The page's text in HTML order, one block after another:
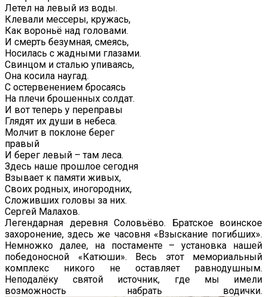
Летел на левый из воды.
Клевали мессеры, кружась,
Как вороньё над головами.
И смерть безумная, смеясь,
Носилась с жадными глазами.
Свинцом и сталью упиваясь,
Она косила наугад.
С остервенением бросаясь
На плечи брошенных солдат.
И вот теперь у переправы
Глядят их души в небеса.
Молчит в поклоне берег
правый
И берег левый – там леса.
Здесь наше прошлое сегодня
Взывает к памяти живых,
Своих родных, иногородних,
Сложивших головы за них.
Сергей Малахов.
Легендарная деревня Соловьёво. Братское воинское
захоронение, здесь же часовня «Взыскание погибших».
Немножко далее, на постаменте – установка нашей
победоносной «Катюши». Весь этот мемориальный
комплекс никого не оставляет равнодушным.
Неподалёку святой источник, где мы имели
возможность набрать водички.